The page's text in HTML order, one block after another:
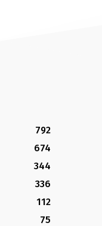
792
674
344
336
112
75